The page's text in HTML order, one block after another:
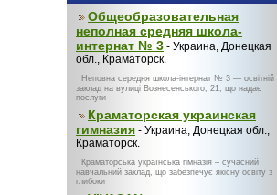
Общеобразовательная
неполная средняя школа-
интернат № 3 - Украина, Донецкая
обл., Краматорск.
Неповна середня школа-інтернат № 3 — освітній
заклад на вулиці Вознесенського, 21, що надає
послуги
Краматорская украинская
гимназия - Украина, Донецкая обл.,
Краматорск.
Краматорська українська гімназія – сучасний
навчальний заклад, що забезпечує якісну освіту з
глибоки